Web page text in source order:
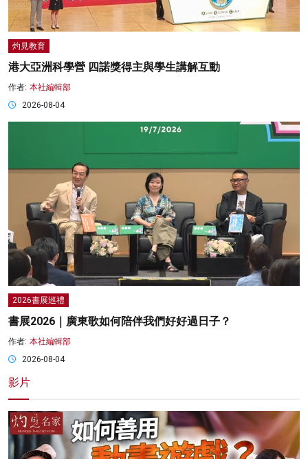
灼見教育
港大亞洲科學營 四諾獎得主與學生講解互動
作者: 本社編輯部
2026-08-04
2026書展巡禮
書展2026｜廣東歌如何陪伴我們好好過日子？
作者: 本社編輯部
2026-08-04
影片